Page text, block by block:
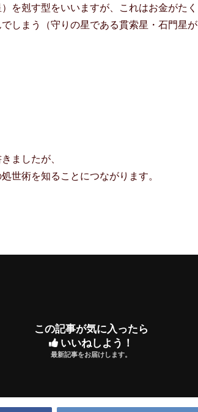
を剋す型をいいますが、これはお金がたく
しまう（守りの星である貫索星・石門星が
ましたが、
世術を知ることにつながります。
この記事が気に入ったら
いいねしよう！
最新記事をお届けします。